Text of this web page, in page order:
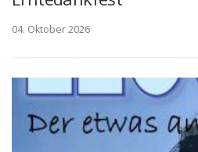
04. Oktober 2026